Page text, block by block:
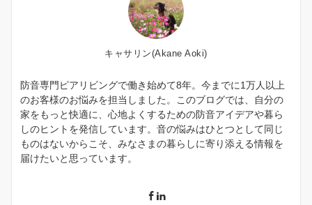
キャサリン(Akane Aoki)
防音専門ピアリビングで働き始めて8年。今までに1万人以上
のお客様のお悩みを担当しました。このブログでは、自分の
家をもっと快適に、心地よくするための防音アイデアや暮ら
しのヒントを発信しています。音の悩みはひとつとして同じ
ものはないからこそ、みなさまの暮らしに寄り添える情報を
届けたいと思っています。